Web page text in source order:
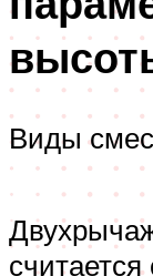
Виды